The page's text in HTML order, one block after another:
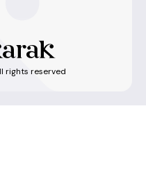
rights reserved